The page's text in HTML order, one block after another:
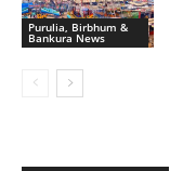
Purulia, Birbhum &
Bankura News